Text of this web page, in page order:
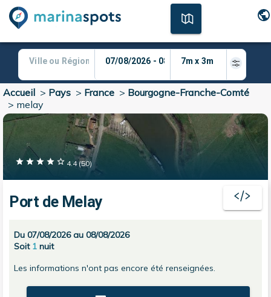
Accueil > Pays > France > Bourgogne-Franche-Comté
> melay
4.4(50)
Port de Melay
Du 07/08/2026 au 08/08/2026
Soit 1 nuit
Les informations n'ont pas encore été renseignées.